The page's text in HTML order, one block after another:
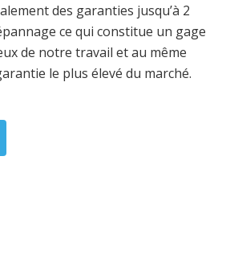
des garanties jusqu’à 2
ce qui constitue un gage
de notre travail et au même
le plus élevé du marché.